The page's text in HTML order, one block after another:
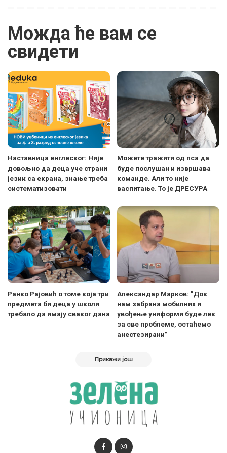
Можда ће вам се
свидети
Наставница енглеског: Није
довољно да деца уче страни
језик са екрана, знање треба
систематизовати
Можете тражити од пса да
буде послушан и извршава
команде. Али то није
васпитање. То је ДРЕСУРА
Ранко Рајовић о томе која три
предмета би деца у школи
требало да имају сваког дана
Александар Марков: ”Док
нам забрана мобилних и
увођење униформи буде лек
за све проблеме, остаћемо
анестезирани”
Прикажи још